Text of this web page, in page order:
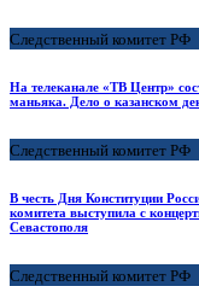
Следственный комитет РФ
На телеканале «ТВ Центр»
маньяка. Дело о казанском
Следственный комитет РФ
В честь Дня Конституции
комитета выступила с
Севастополя
Следственный комитет РФ